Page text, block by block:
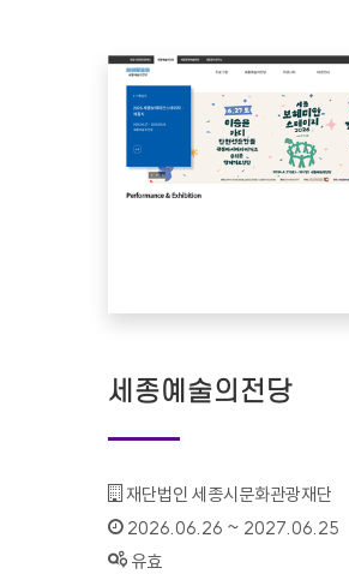
세종예술의전당
기관명 :
재단법인 세종시문화관광재단
인증기간 :
2026.06.26 ~ 2027.06.25
상태 :
유효